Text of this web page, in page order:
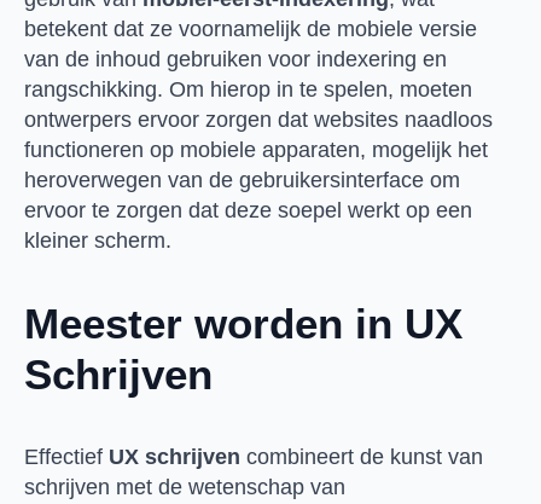
betekent dat ze voornamelijk de mobiele versie
van de inhoud gebruiken voor indexering en
rangschikking. Om hierop in te spelen, moeten
ontwerpers ervoor zorgen dat websites naadloos
functioneren op mobiele apparaten, mogelijk het
heroverwegen van de gebruikersinterface om
ervoor te zorgen dat deze soepel werkt op een
kleiner scherm.
Meester worden in UX
Schrijven
Effectief UX schrijven combineert de kunst van
schrijven met de wetenschap van